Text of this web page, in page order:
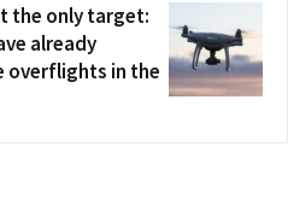
the only target:
already
overflights in the